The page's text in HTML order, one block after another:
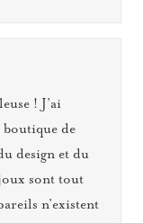
! J’ai
boutique de
design et du
sont tout
n’existent